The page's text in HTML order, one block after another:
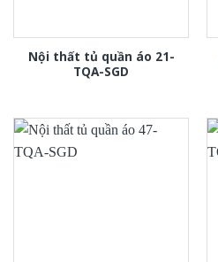
Nội thất tủ quần áo 21-
TQA-SGD